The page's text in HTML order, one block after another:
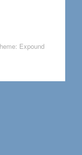
Expound